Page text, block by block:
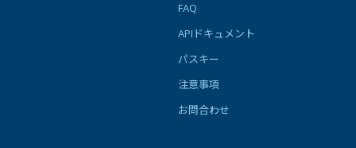
FAQ
APIドキュメント
パスキー
注意事項
お問合わせ